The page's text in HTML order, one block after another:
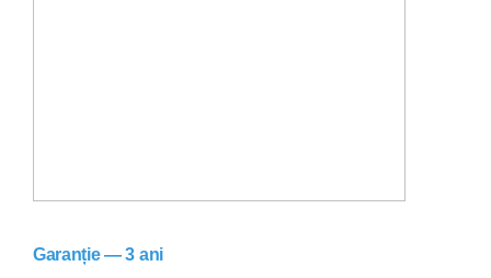
Garanție — 3 ani